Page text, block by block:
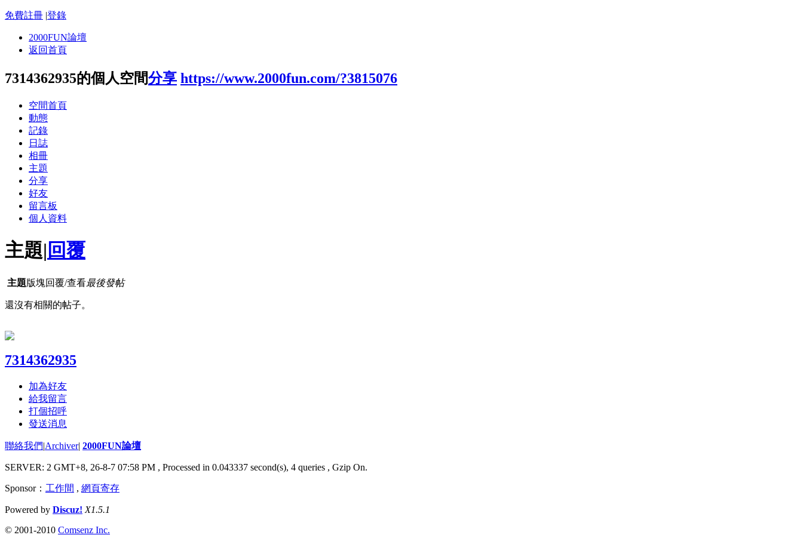
免費註冊 |登錄
2000FUN論壇
返回首頁
7314362935的個人空間分享 https://www.2000fun.com/?3815076
空間首頁
動態
記錄
日誌
相冊
主題
分享
好友
留言板
個人資料
主題| 回覆
主題版塊回覆/查看最後發帖
還沒有相關的帖子。
7314362935
加為好友
給我留言
打個招呼
發送消息
聯絡我們|Archiver| 2000FUN論壇
SERVER: 2 GMT+8, 26-8-7 07:58 PM , Processed in 0.043337 second(s), 4 queries , Gzip On.
Sponsor： 工作間 , 網頁寄存
Powered by Discuz! X1.5.1
© 2001-2010 Comsenz Inc.